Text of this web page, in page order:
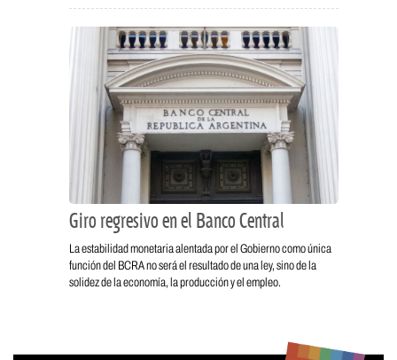
Giro regresivo en el Banco Central
La estabilidad monetaria alentada por el Gobierno como única
función del BCRA no será el resultado de una ley, sino de la
solidez de la economía, la producción y el empleo.